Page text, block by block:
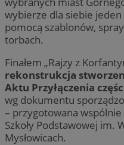
wybierze dla siebie
pomocą szablonów,
torbach.
Finałem „Rajzy z
rekonstrukcja
Aktu Przyłączenia
wg dokumentu
– przygotowana
Szkoły Podstawowej im.
Mysłowicach.